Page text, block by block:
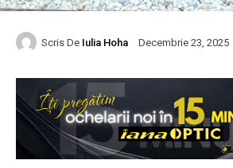
Scris De Iulia Hoha Decembrie 23, 2025